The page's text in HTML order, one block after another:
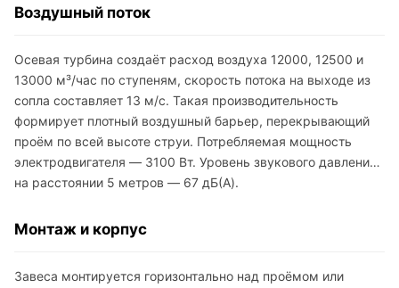
Воздушный поток
Осевая турбина создаёт расход воздуха 12000, 12500 и
13000 м³/час по ступеням, скорость потока на выходе из
сопла составляет 13 м/с. Такая производительность
формирует плотный воздушный барьер, перекрывающий
проём по всей высоте струи. Потребляемая мощность
электродвигателя — 3100 Вт. Уровень звукового давления
на расстоянии 5 метров — 67 дБ(A).
Монтаж и корпус
Завеса монтируется горизонтально над проёмом или